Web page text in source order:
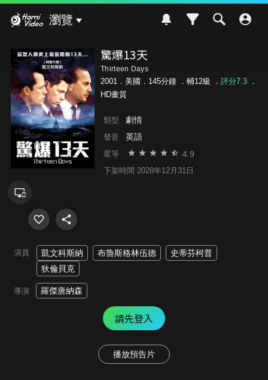
瀏覽
驚爆13天
Thirteen Days
2001．美國．145分鐘 ． 輔12級 ． 評分7.3．
HD畫質
類型 劇情
發音 英語
星等 4.9
下架時間 2028年12月31日
演員 凱文科斯納 布魯斯格林伍德
史蒂芬柯普
狄倫貝克
導演 羅傑唐納森
請先登入
播放預告片